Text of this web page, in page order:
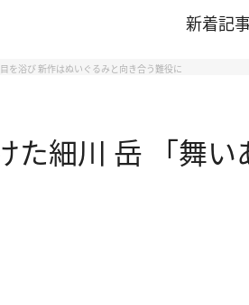
新着記
を浴び 新作はぬいぐるみと向き合う難役に
た細川 岳 「舞